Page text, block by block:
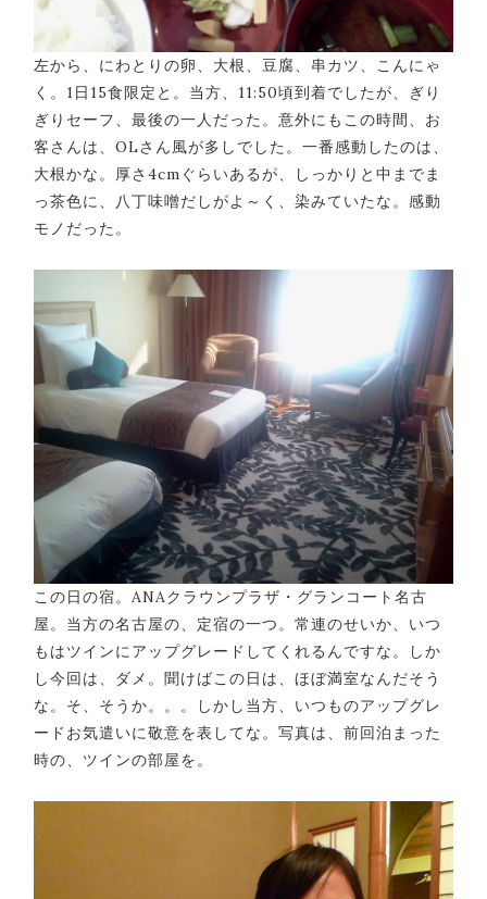
左から、にわとりの卵、大根、豆腐、串カツ、こんにゃ
く。1日15食限定と。当方、11:50頃到着でしたが、ぎり
ぎりセーフ、最後の一人だった。意外にもこの時間、お
客さんは、OLさん風が多しでした。一番感動したのは、
大根かな。厚さ4cmぐらいあるが、しっかりと中までま
っ茶色に、八丁味噌だしがよ～く、染みていたな。感動
モノだった。
この日の宿。ANAクラウンプラザ・グランコート名古
屋。当方の名古屋の、定宿の一つ。常連のせいか、いつ
もはツインにアップグレードしてくれるんですな。しか
し今回は、ダメ。聞けばこの日は、ほぼ満室なんだそう
な。そ、そうか。。。しかし当方、いつものアップグレ
ードお気遣いに敬意を表してな。写真は、前回泊まった
時の、ツインの部屋を。